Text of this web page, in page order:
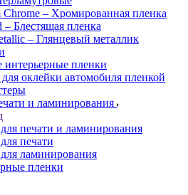
Chrome – Хромированная пленка
– Блестящая пленка
– Глянцевый металлик
интерьерные пленки
оклейки автомобиля пленкой
и ламинирования
печати и ламинирования
печати
ламинирования
пленки